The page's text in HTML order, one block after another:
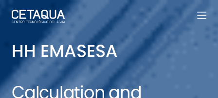
HH EMASESA
Calculation and